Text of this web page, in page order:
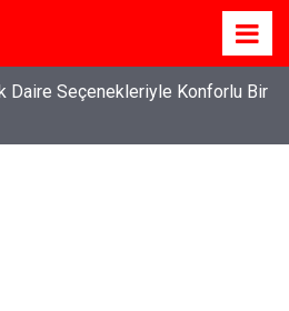
Daire Seçenekleriyle Konforlu Bir